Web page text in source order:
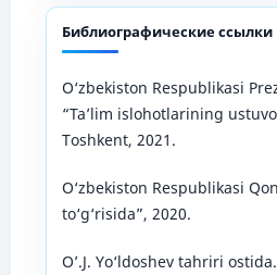
Библиографические ссылки
O‘zbekiston Respublikasi
“Ta’lim islohotlarining
Toshkent, 2021.
O‘zbekiston Respublikasi
to‘g‘risida”, 2020.
O’.J. Yo‘ldoshev tаhriri